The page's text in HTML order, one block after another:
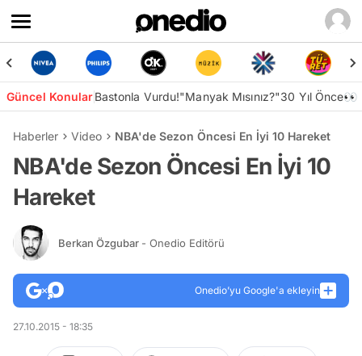
Güncel KonularBastonla Vurdu!"Manyak Mısınız?"30 Yıl Önce👀
Haberler Video NBA'de Sezon Öncesi En İyi 10 Hareket
NBA'de Sezon Öncesi En İyi 10
Hareket
Berkan Özgubar - Onedio Editörü
Onedio’yu Google'a ekleyin
27.10.2015 - 18:35